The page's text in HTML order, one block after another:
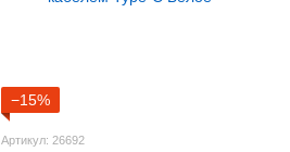
−15%
Артикул: 26692